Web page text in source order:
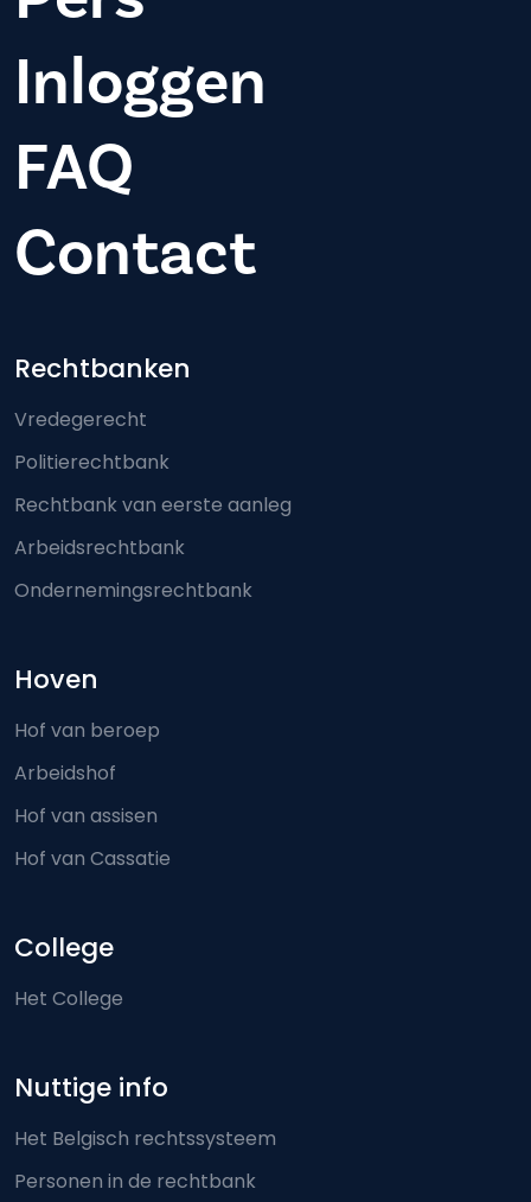
Inloggen
FAQ
Contact
Footer-menu
Rechtbanken
Vredegerecht
Politierechtbank
Rechtbank van eerste aanleg
Arbeidsrechtbank
Ondernemingsrechtbank
Hoven
Hof van beroep
Arbeidshof
Hof van assisen
Hof van Cassatie
College
Het College
Nuttige info
Het Belgisch rechtssysteem
Personen in de rechtbank